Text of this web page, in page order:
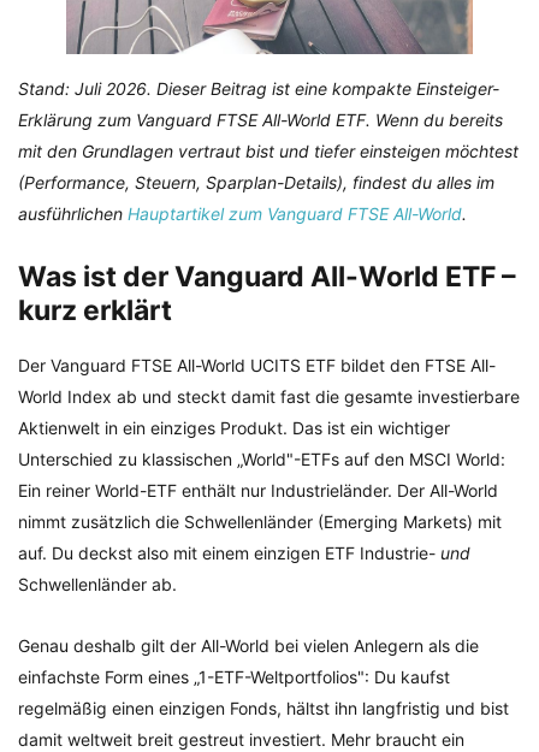
Stand: Juli 2026. Dieser Beitrag ist eine kompakte Einsteiger-
Erklärung zum Vanguard FTSE All-World ETF. Wenn du bereits
mit den Grundlagen vertraut bist und tiefer einsteigen möchtest
(Performance, Steuern, Sparplan-Details), findest du alles im
ausführlichen Hauptartikel zum Vanguard FTSE All-World.
Was ist der Vanguard All-World ETF –
kurz erklärt
Der Vanguard FTSE All-World UCITS ETF bildet den FTSE All-
World Index ab und steckt damit fast die gesamte investierbare
Aktienwelt in ein einziges Produkt. Das ist ein wichtiger
Unterschied zu klassischen „World"-ETFs auf den MSCI World:
Ein reiner World-ETF enthält nur Industrieländer. Der All-World
nimmt zusätzlich die Schwellenländer (Emerging Markets) mit
auf. Du deckst also mit einem einzigen ETF Industrie- und
Schwellenländer ab.
Genau deshalb gilt der All-World bei vielen Anlegern als die
einfachste Form eines „1-ETF-Weltportfolios": Du kaufst
regelmäßig einen einzigen Fonds, hältst ihn langfristig und bist
damit weltweit breit gestreut investiert. Mehr braucht ein